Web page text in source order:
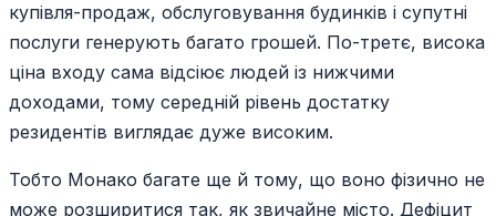
купівля-продаж, обслуговування будинків і супутні
послуги генерують багато грошей. По-третє, висока
ціна входу сама відсіює людей із нижчими
доходами, тому середній рівень достатку
резидентів виглядає дуже високим.
Тобто Монако багате ще й тому, що воно фізично не
може розширитися так, як звичайне місто. Дефіцит